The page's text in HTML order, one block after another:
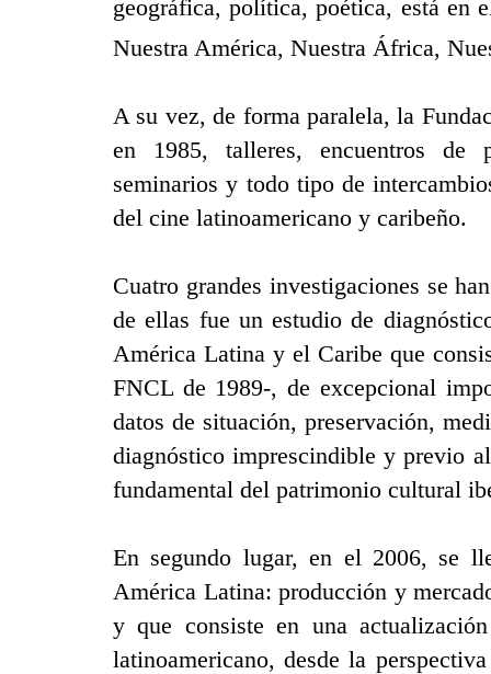
geográfica, política, poética, está en
Nuestra América, Nuestra África,
A su vez, de forma paralela, la
en 1985, talleres, encuentros de
seminarios y todo tipo de
del cine latinoamericano y caribeño.
Cuatro grandes investigaciones se
de ellas fue un estudio de
América Latina y el Caribe que
FNCL de 1989-, de excepcional
datos de situación, preservación,
diagnóstico imprescindible y previo
fundamental del patrimonio cultural
En segundo lugar, en el 2006, se
América Latina: producción y
y que consiste en una
latinoamericano, desde la